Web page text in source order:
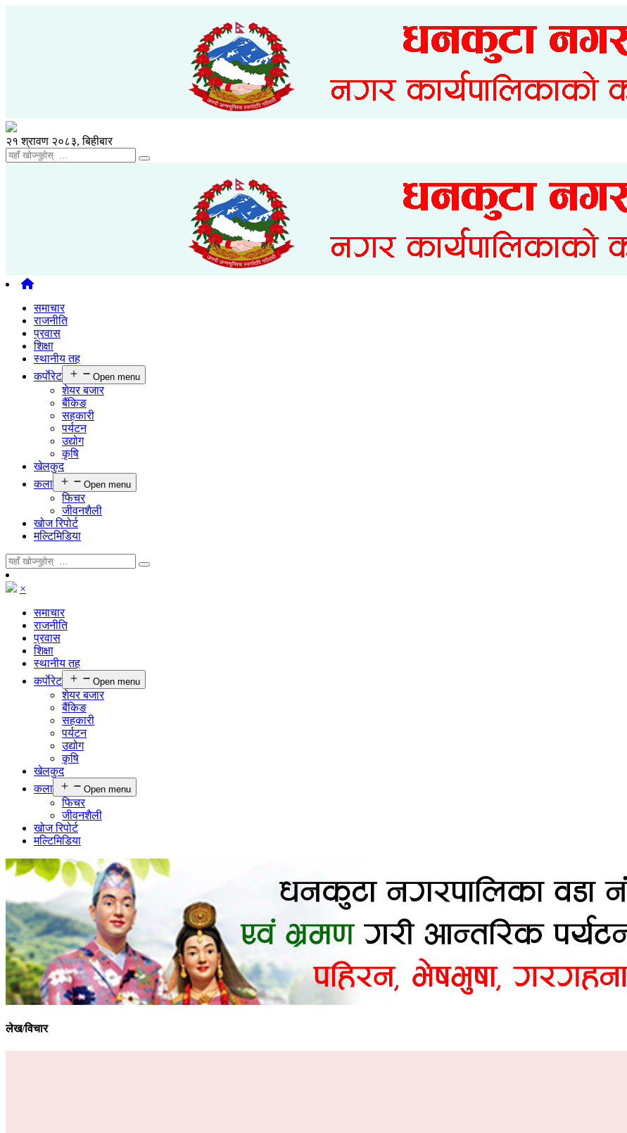
२१ श्रावण २०८३, बिहीबार
समाचार
राजनीति
प्रवास
शिक्षा
स्थानीय तह
कर्पाेरेट
Open menu
शेयर बजार
बैंकिङ
सहकारी
पर्यटन
उद्योग
कृषि
खेलकुद
कला
Open menu
फिचर
जीवनशैली
खोज रिपोर्ट
मल्टिमिडिया
×
समाचार
राजनीति
प्रवास
शिक्षा
स्थानीय तह
कर्पाेरेट
Open menu
शेयर बजार
बैंकिङ
सहकारी
पर्यटन
उद्योग
कृषि
खेलकुद
कला
Open menu
फिचर
जीवनशैली
खोज रिपोर्ट
मल्टिमिडिया
लेख/विचार